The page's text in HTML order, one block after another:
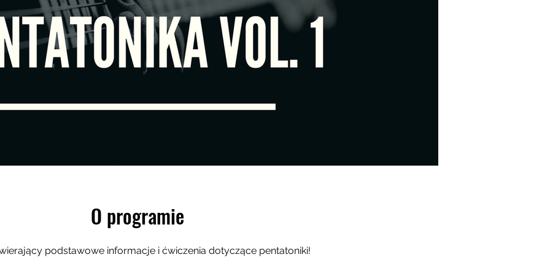
O programie
podstawowe informacje i ćwiczenia dotyczące pentatoniki!